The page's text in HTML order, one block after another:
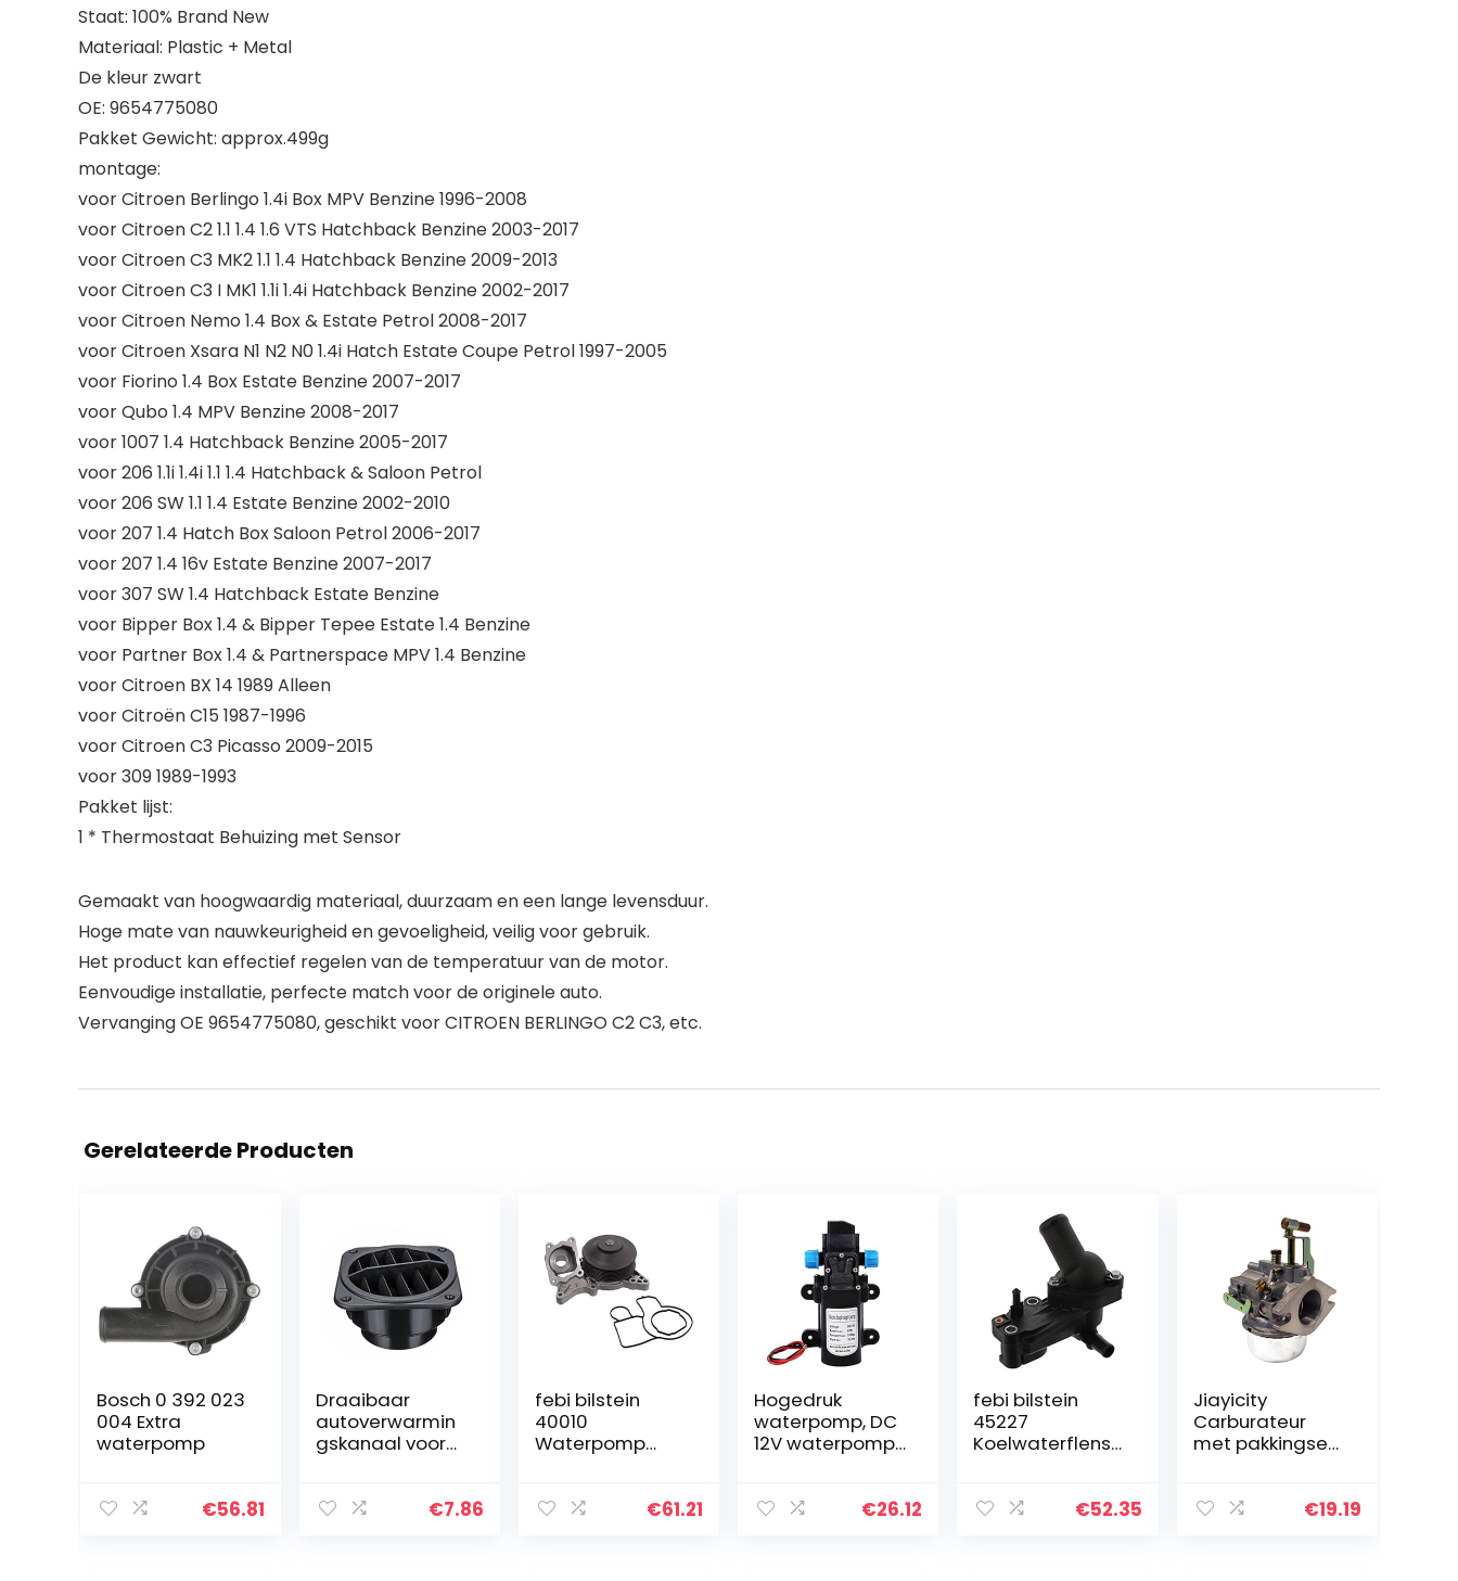
Staat: 100% Brand New
Materiaal: Plastic + Metal
De kleur zwart
OE: 9654775080
Pakket Gewicht: approx.499g
montage:
voor Citroen Berlingo 1.4i Box MPV Benzine 1996-2008
voor Citroen C2 1.1 1.4 1.6 VTS Hatchback Benzine 2003-2017
voor Citroen C3 MK2 1.1 1.4 Hatchback Benzine 2009-2013
voor Citroen C3 I MK1 1.1i 1.4i Hatchback Benzine 2002-2017
voor Citroen Nemo 1.4 Box & Estate Petrol 2008-2017
voor Citroen Xsara N1 N2 N0 1.4i Hatch Estate Coupe Petrol 1997-2005
voor Fiorino 1.4 Box Estate Benzine 2007-2017
voor Qubo 1.4 MPV Benzine 2008-2017
voor 1007 1.4 Hatchback Benzine 2005-2017
voor 206 1.1i 1.4i 1.1 1.4 Hatchback & Saloon Petrol
voor 206 SW 1.1 1.4 Estate Benzine 2002-2010
voor 207 1.4 Hatch Box Saloon Petrol 2006-2017
voor 207 1.4 16v Estate Benzine 2007-2017
voor 307 SW 1.4 Hatchback Estate Benzine
voor Bipper Box 1.4 & Bipper Tepee Estate 1.4 Benzine
voor Partner Box 1.4 & Partnerspace MPV 1.4 Benzine
voor Citroen BX 14 1989 Alleen
voor Citroën C15 1987-1996
voor Citroen C3 Picasso 2009-2015
voor 309 1989-1993
Pakket lijst:
1 * Thermostaat Behuizing met Sensor
Gemaakt van hoogwaardig materiaal, duurzaam en een lange levensduur.
Hoge mate van nauwkeurigheid en gevoeligheid, veilig voor gebruik.
Het product kan effectief regelen van de temperatuur van de motor.
Eenvoudige installatie, perfecte match voor de originele auto.
Vervanging OE 9654775080, geschikt voor CITROEN BERLINGO C2 C3, etc.
Gerelateerde Producten
Bosch 0 392 023
004 Extra
waterpomp
€56.81
Draaibaar
autoverwarmin
gskanaal voor
autoverwarmin
€7.86
febi bilstein
40010
Waterpomp
stuk
€61.21
Hogedruk
waterpomp, DC
12V waterpomp
e caravan
€26.12
febi bilstein
45227
Koelwaterflens
afdichting, 1 stuk
€52.35
Jiayicity
Carburateur
met pakkingset
853 09-S
€19.19